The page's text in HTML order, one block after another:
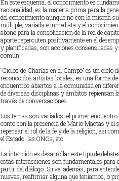
En este esquema, el conocimiento es
racionalidad, es la materia prima para la
del conocimiento aunque no con la misma
múltiple, variada e inmediata y el
abono para la consolidación de la red de
aporte repercuten positivamente en el
y planificadas, son acciones consensuadas
común.
“Ciclos de Charlas en el Campo” es un ciclo
reconocidos artistas locales, es una forma
encuentros abiertos a la comunidad en
de diversas disciplinas y ámbitos repiensan
través de conversaciones.
Los temas son variados; el primer
contó con la presencia de Mario Mactas y
repensar el rol de la fe y de la religión, así
el Estado, las ONGs, etc.
La intención es desarrollar este tipo de
estas interacciones son fundamentales para
partir del diálogo. Sirve, además, para
nuevas, reafirmar alguna que teníamos, o